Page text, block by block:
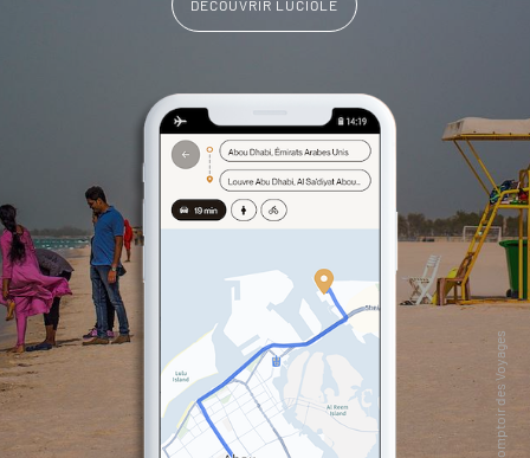
DÉCOUVRIR LUCIOLE